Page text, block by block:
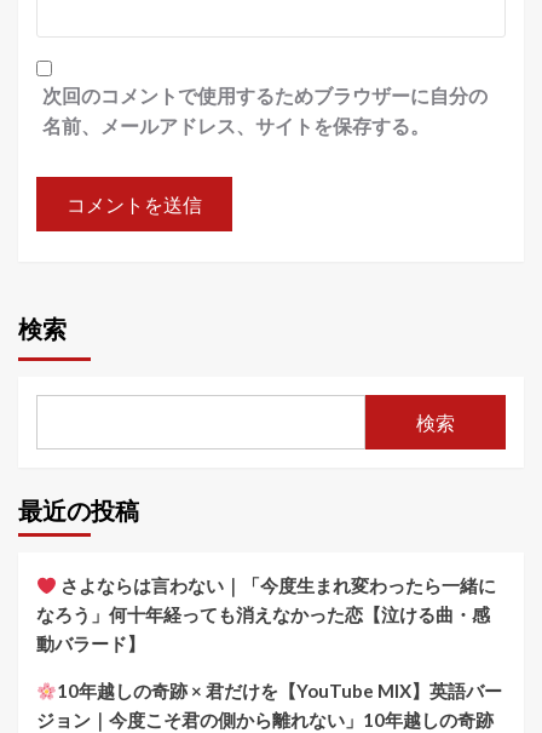
次回のコメントで使用するためブラウザーに自分の
名前、メールアドレス、サイトを保存する。
検索
検索
最近の投稿
さよならは言わない｜「今度生まれ変わったら一緒に
なろう」何十年経っても消えなかった恋【泣ける曲・感
動バラード】
10年越しの奇跡 × 君だけを【YouTube MIX】英語バー
ジョン｜今度こそ君の側から離れない」10年越しの奇跡